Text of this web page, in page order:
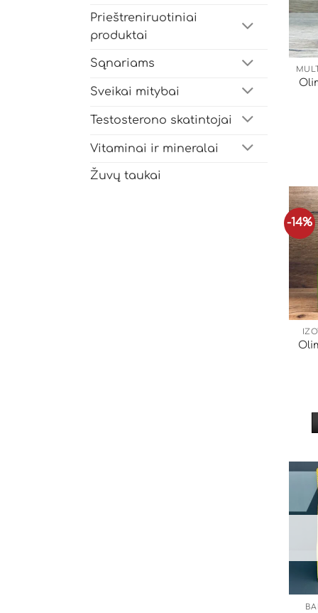
Prieštreniruotiniai
produktai
Sąnariams
Sveikai mitybai
Testosterono skatintojai
Vitaminai ir mineralai
Žuvų taukai
-14%